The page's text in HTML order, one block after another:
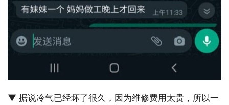
▼ 据说冷气已经坏了很久，因为维修费用太贵，所以一